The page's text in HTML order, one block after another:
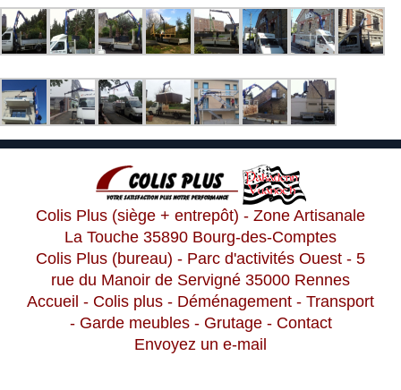
Colis Plus (siège + entrepôt) - Zone Artisanale
La Touche 35890 Bourg-des-Comptes
Colis Plus (bureau) - Parc d'activités Ouest - 5
rue du Manoir de Servigné 35000 Rennes
Accueil - Colis plus - Déménagement - Transport
- Garde meubles- Grutage- Contact
Envoyez un e-mail